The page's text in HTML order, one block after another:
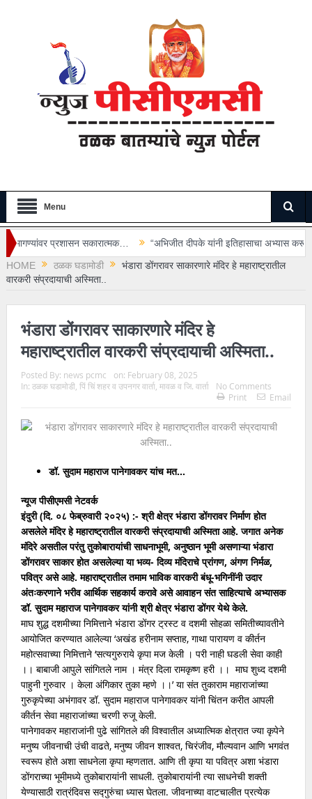
Menu
सकारात्मक…
“अभिजीत दीपके यांनी इतिहासाचा अभ्यास करूनच वक्तव्य करावे” –
HOME
ठळक घडामोडी
भंडारा डोंगरावर साकारणारे मंदिर हे महाराष्ट्रातील
वारकरी संप्रदायाची अस्मिता..
भंडारा डोंगरावर साकारणारे मंदिर हे
महाराष्ट्रातील वारकरी संप्रदायाची अस्मिता..
Posted By: news pcmc on: February 08, 2025
In: ठळक घडामोडी, पिं चिं शहर व उपनगर वार्ता, मावळ व जि. वार्ता
No Comments
Print
Email
डॉ. सुदाम महाराज पानेगावकर यांच मत…
न्यूज पीसीएमसी नेटवर्क
इंदुरी (दि. ०८ फेब्रुवारी २०२५) :- श्री क्षेत्र भंडारा डोंगरावर निर्माण होत
असलेले मंदिर हे महाराष्ट्रातील वारकरी संप्रदायाची अस्मिता आहे. जगात अनेक
मंदिरे असतील परंतु तुकोबारायांची साधनाभूमी, अनुष्ठान भूमी असणाऱ्या भंडारा
डोंगरावर साकार होत असलेल्या या भव्य- दिव्य मंदिराचे प्रांगण, अंगण निर्मळ,
पवित्र असे आहे. महाराष्ट्रातील तमाम भाविक वारकरी बंधू-भगिनींनी उदार
अंतःकरणाने भरीव आर्थिक सहकार्य करावे असे आवाहन संत साहित्याचे अभ्यासक
डॉ. सुदाम महाराज पानेगावकर यांनी श्री क्षेत्र भंडारा डोंगर येथे केले.
माघ शुद्ध दशमीच्या निमित्ताने भंडारा डोंगर ट्रस्ट व दशमी सोहळा समितीच्यावतीने
आयोजित करण्यात आलेल्या ‘अखंड हरीनाम सप्ताह, गाथा पारायण व कीर्तन
महोत्सवाच्या निमित्ताने ‘सत्यगुरुराये कृपा मज केली । परी नाही घडली सेवा काही
।। बाबाजी आपुले सांगितले नाम । मंत्र दिला रामकृष्ण हरी ।। माघ शुध्द दशमी
पाहुनी गुरुवार । केला अंगिकार तुका म्हणे ।।’ या संत तुकाराम महाराजांच्या
गुरुकृपेच्या अभंगावर डॉ. सुदाम महाराज पानेगावकर यांनी चिंतन करीत आपली
कीर्तन सेवा महाराजांच्या चरणी रुजू केली.
पानेगावकर महाराजांनी पुढे सांगितले की विश्वातील अध्यात्मिक क्षेत्रात ज्या कृपेने
मनुष्य जीवनाची उंची वाढते, मनुष्य जीवन शाश्वत, चिरंजीव, मौल्यवान आणि भगवंत
स्वरूप होते अशा साधनेला कृपा म्हणतात. आणि ती कृपा या पवित्र अशा भंडारा
डोंगराच्या भूमीमध्ये तुकोबारायांनी साधली. तुकोबारायांनी त्या साधनेची शक्ती
येण्यासाठी रात्रंदिवस सद्गुरुंचा ध्यास घेतला. जीवनाच्या वाटचालीत प्रत्येक